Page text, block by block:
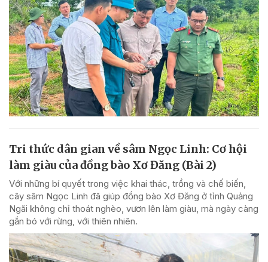
Tri thức dân gian về sâm Ngọc Linh: Cơ hội
làm giàu của đồng bào Xơ Đăng (Bài 2)
Với những bí quyết trong việc khai thác, trồng và chế biến,
cây sâm Ngọc Linh đã giúp đồng bào Xơ Đăng ở tỉnh Quảng
Ngãi không chỉ thoát nghèo, vươn lên làm giàu, mà ngày càng
gắn bó với rừng, với thiên nhiên.